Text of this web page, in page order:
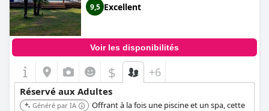
9,5 Excellent
Voir les disponibilités
$ +6
Réservé aux Adultes
Généré par IA
Offrant à la fois une piscine et un spa, cette